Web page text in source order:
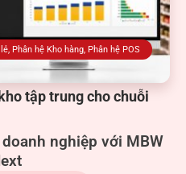
, Phân hệ Kho hàng, Phân hệ POS
tập trung cho chuỗi
nghiệp với MBW